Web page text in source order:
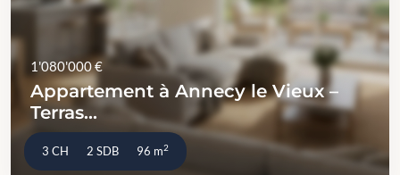
1'080'000 €
Appartement à Annecy le Vieux –
Terras...
3 CH 2 SDB 96 m2